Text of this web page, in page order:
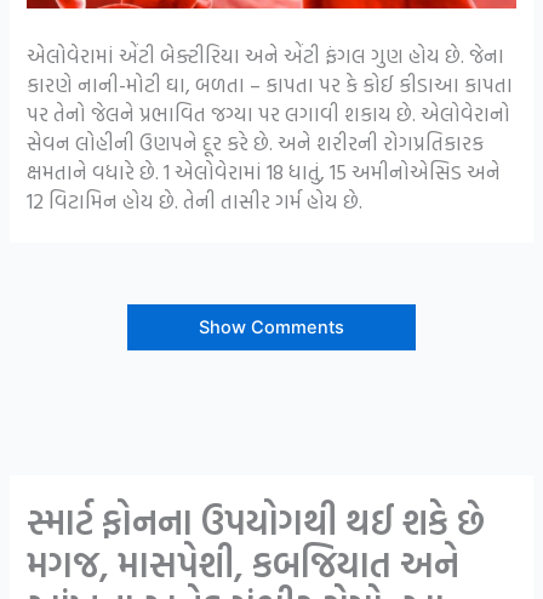
એલોવેરામાં એંટી બેક્ટીરિયા અને એંટી ફંગલ ગુણ હોય છે. જેના
કારણે નાની-મોટી ઘા, બળતા – કાપતા પર કે કોઈ કીડાઆ કાપતા
પર તેનો જેલને પ્રભાવિત જગ્યા પર લગાવી શકાય છે. એલોવેરાનો
સેવન લોહીની ઉણપને દૂર કરે છે. અને શરીરની રોગપ્રતિકારક
ક્ષમતાને વધારે છે. 1 એલોવેરામાં 18 ધાતું, 15 અમીનોએસિડ અને
12 વિટામિન હોય છે. તેની તાસીર ગર્મ હોય છે.
Show Comments
સ્માર્ટ ફોનના ઉપયોગથી થઈ શકે છે
મગજ, માસપેશી, કબજિયાત અને